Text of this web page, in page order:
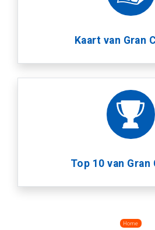
Kaart van Gran
Top 10 van Gran
Home